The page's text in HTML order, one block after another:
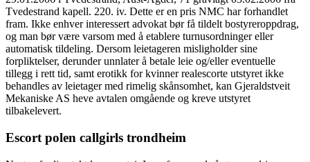
Tvedestrand kapell. 220. iv. Dette er en pris NMC har forhandlet
fram. Ikke enhver interessert advokat bør få tildelt bostyreroppdrag,
og man bør være varsom med å etablere turnusordninger eller
automatisk tildeling. Dersom leietageren misligholder sine
forpliktelser, derunder unnlater å betale leie og/eller eventuelle
tillegg i rett tid, samt erotikk for kvinner realescorte utstyret ikke
behandles av leietager med rimelig skånsomhet, kan Gjeraldstveit
Mekaniske AS heve avtalen omgående og kreve utstyret
tilbakelevert.
Escort polen callgirls trondheim